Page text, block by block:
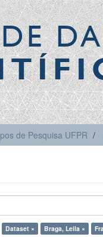
de Pesquisa UFPR
Dataset × Braga, Leila ×